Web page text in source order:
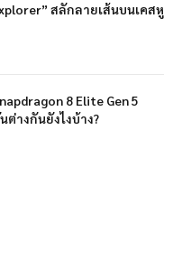
สลักลายเส้นบนเคสหู
8 Elite Gen 5
ต่างกันยังไงบ้าง?